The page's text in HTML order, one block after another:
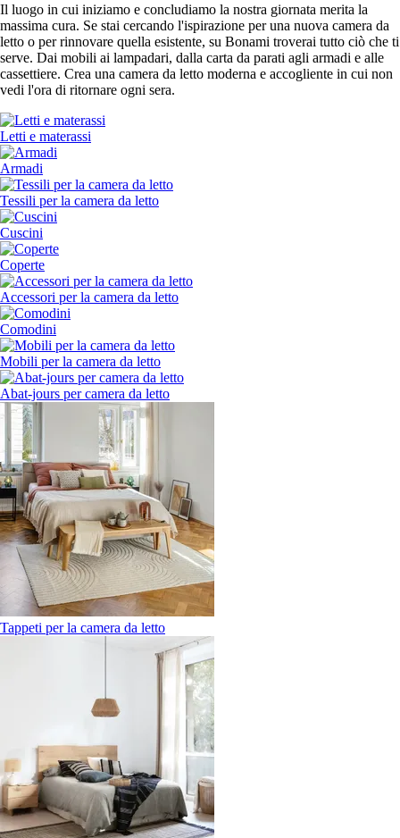
Il luogo in cui iniziamo e concludiamo la nostra giornata merita la
massima cura. Se stai cercando l'ispirazione per una nuova camera da
letto o per rinnovare quella esistente, su Bonami troverai tutto ciò che ti
serve. Dai mobili ai lampadari, dalla carta da parati agli armadi e alle
cassettiere. Crea una camera da letto moderna e accogliente in cui non
vedi l'ora di ritornare ogni sera.
Letti e materassi
Armadi
Tessili per la camera da letto
Cuscini
Coperte
Accessori per la camera da letto
Comodini
Mobili per la camera da letto
Abat-jours per camera da letto
Tappeti per la camera da letto